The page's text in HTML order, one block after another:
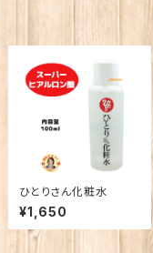
ひとりさん化粧水
¥1,650